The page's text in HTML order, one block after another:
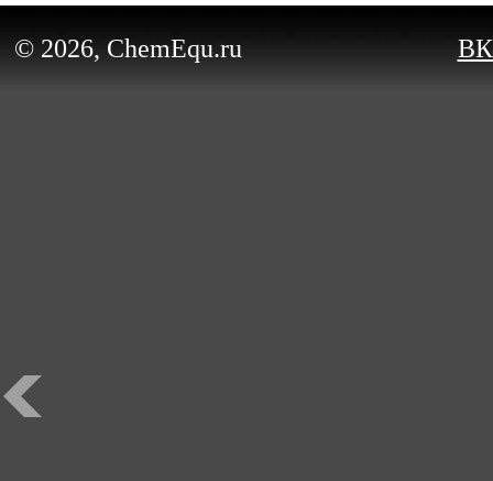
© 2026, ChemEqu.ru